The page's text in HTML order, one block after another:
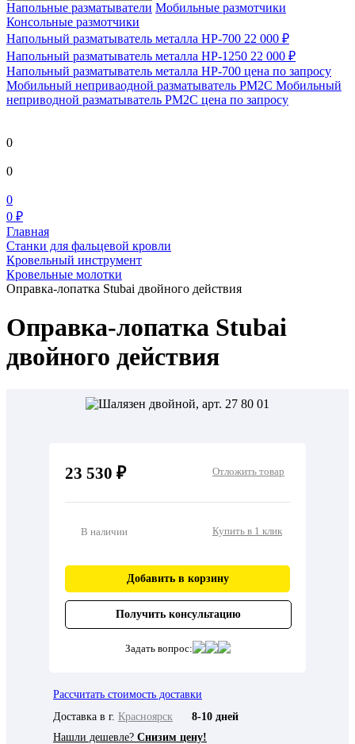
Напольные разматыватели Мобильные размотчики
Консольные размотчики
Напольный разматыватель металла HP-700 22 000 ₽
Напольный разматыватель металла HP-1250 22 000 ₽
Напольный разматыватель металла HP-700 цена по запросу
Мобильный непривaодной разматыватель РМ2С Мобильный
неприводной разматыватель РМ2С цена по запросу
0
0
0
0 ₽
Главная
Станки для фальцевой кровли
Кровельный инструмент
Кровельные молотки
Оправка-лопатка Stubai двойного действия
Оправка-лопатка Stubai
двойного действия
23 530 ₽ Отложить товар
В наличии Купить в 1 клик
Добавить в корзину
Получить консультацию
Задать вопрос:
Рассчитать стоимость доставки
Доставка в г. Красноярск
8-10 дней
Нашли дешевле? Снизим цену!